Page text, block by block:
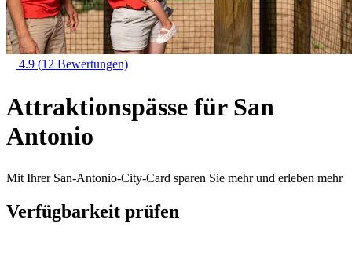
4.9 (12 Bewertungen)
Attraktionspässe für San
Antonio
Mit Ihrer San-Antonio-City-Card sparen Sie mehr und erleben mehr
Verfügbarkeit prüfen